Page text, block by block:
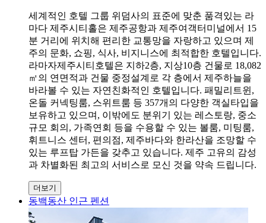
세계적인 호텔 그룹 위덤사의 표준에 맞춘 품격있는 라
마다 제주시티홀은 제주공항과 제주여객터미널에서 15
분 거리에 위치해 편리한 교통망을 자랑하고 있으며 제
주의 문화, 쇼핑, 식사, 비지니스에 최적합한 호텔입니다.
라마자제주시티호텔은 지하2층, 지상10층 건물로 18,082
㎡의 연면적과 건물 중정설계로 각 층에서 제주하늘을
바라볼 수 있는 자연친화적인 호텔입니다. 패밀리트윈,
온돌 커넥팅룸, 스위트룸 등 357개의 다양한 객실타입을
보유하고 있으며, 이밖에도 분위기 있는 레스토랑, 중소
규모 회의, 가족연회 등을 수용할 수 있는 볼룸, 미팅룸,
휘트니스 센터, 편의점, 제주바다와 한라산을 조망할 수
있는 루프탑 가든을 갖추고 있습니다. 제주 고유의 감성
과 차별화된 최고의 서비스로 모신 것을 약속 드립니다.
더보기
동백동산 인근 펜션